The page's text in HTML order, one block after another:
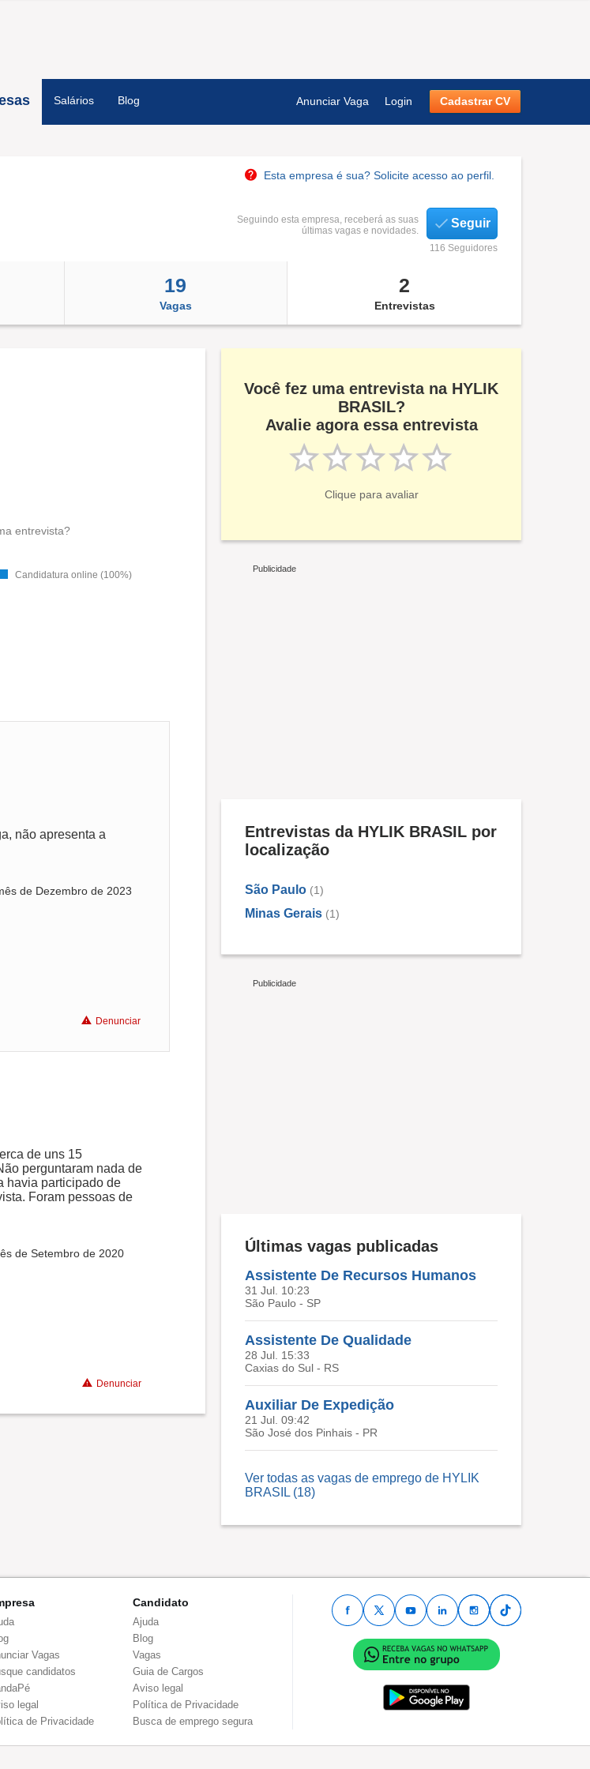
Salários Blog Anunciar Vaga Login Cadastrar CV
Esta empresa é sua? Solicite acesso ao perfil.
Seguindo esta empresa, receberá as suas
últimas vagas e novidades.
Seguir
116 Seguidores
19
Vagas
2
Entrevistas
entrevista?
Candidatura online (100%)
não apresenta a
de Dezembro de 2023
Denunciar
de uns 15
perguntaram nada de
havia participado de
Foram pessoas de
de Setembro de 2020
Denunciar
Você fez uma entrevista na HYLIK
BRASIL?
Avalie agora essa entrevista
Clique para avaliar
Entrevistas da HYLIK BRASIL por
localização
São Paulo (1)
Minas Gerais (1)
Últimas vagas publicadas
Assistente De Recursos Humanos
31 Jul. 10:23
São Paulo - SP
Assistente De Qualidade
28 Jul. 15:33
Caxias do Sul - RS
Auxiliar De Expedição
21 Jul. 09:42
São José dos Pinhais - PR
Ver todas as vagas de emprego de HYLIK
BRASIL (18)
Vagas
candidatos
legal
de Privacidade
Candidato
Ajuda
Blog
Vagas
Guia de Cargos
Aviso legal
Política de Privacidade
Busca de emprego segura